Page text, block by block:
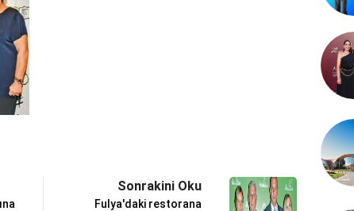
Sonrakini Oku
Fulya'daki restorana